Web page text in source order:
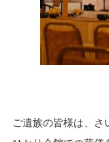
ご遺族の皆様は、さ